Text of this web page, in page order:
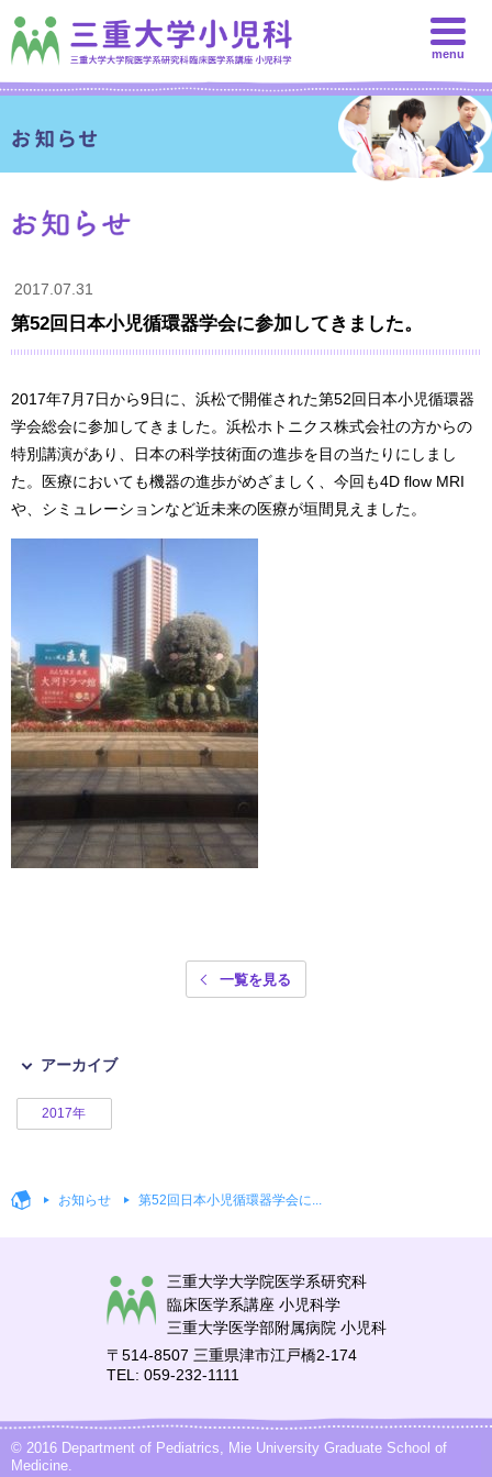
menu
2017.07.31
第52回日本小児循環器学会に参加してきました。
2017年7月7日から9日に、浜松で開催された第52回日本小児循環器
学会総会に参加してきました。浜松ホトニクス株式会社の方からの
特別講演があり、日本の科学技術面の進歩を目の当たりにしまし
た。医療においても機器の進歩がめざましく、今回も4D flow MRI
や、シミュレーションなど近未来の医療が垣間見えました。
一覧を見る
アーカイブ
2017年
お知らせ 第52回日本小児循環器学会に...
三重大学大学院医学系研究科
臨床医学系講座 小児科学
三重大学医学部附属病院 小児科
〒514-8507 三重県津市江戸橋2-174
TEL: 059-232-1111
© 2016 Department of Pediatrics, Mie University Graduate School of
Medicine.